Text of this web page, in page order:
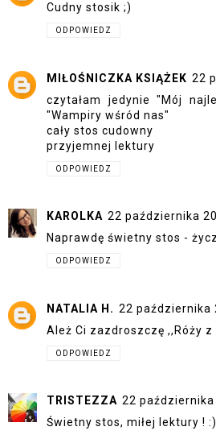
Cudny stosik ;)
ODPOWIEDZ
MIŁOŚNICZKA KSIĄŻEK 22
czytałam jedynie "Mój
"Wampiry wśród nas"
cały stos cudowny
przyjemnej lektury
ODPOWIEDZ
KAROLKA 22 października
Naprawdę świetny stos -
ODPOWIEDZ
NATALIA H. 22 października
Ależ Ci zazdroszczę ,,Róży z
ODPOWIEDZ
TRISTEZZA 22 października
Świetny stos, miłej lektury ! :)